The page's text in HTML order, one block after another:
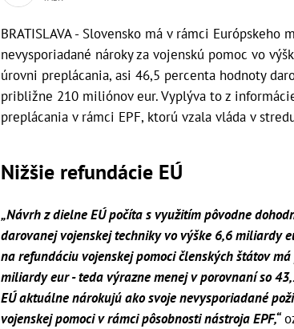
BRATISLAVA - Slovensko má v rámci Európskeho
nevysporiadané nároky za vojenskú pomoc vo
úrovni preplácania, asi 46,5 percenta hodnoty
približne 210 miliónov eur. Vyplýva to z
preplácania v rámci EPF, ktorú vzala vláda v
Nižšie refundácie EÚ
„Návrh z dielne EÚ počíta s využitím pôvodne
darovanej vojenskej techniky vo výške 6,6 miliardy
na refundáciu vojenskej pomoci členských štátov
miliardy eur - teda výrazne menej v porovnaní so
EÚ aktuálne nárokujú ako svoje nevysporiadané
vojenskej pomoci v rámci pôsobnosti nástroja EPF,“